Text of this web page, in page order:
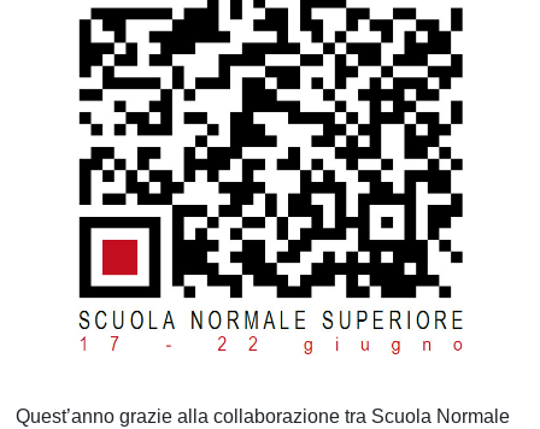
Quest’anno grazie alla collaborazione tra Scuola Normale